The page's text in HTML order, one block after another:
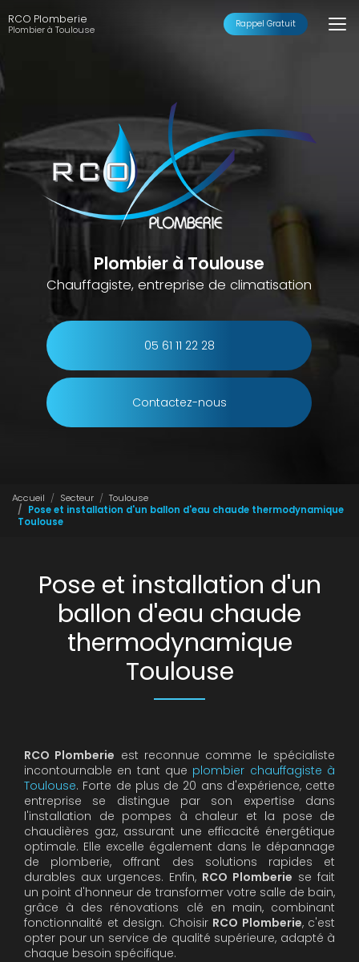
au
contenu
RCO Plomberie
Plombier à Toulouse Rappel Gratuit
Plombier à Toulouse
Chauffagiste, entreprise de climatisation
05 61 11 22 28
Contactez-nous
Accueil Secteur
Toulouse
Pose et installation d'un ballon d'eau chaude thermodynamique
Toulouse
Pose et installation d'un
ballon d'eau chaude
thermodynamique
Toulouse
RCO Plomberie est reconnue comme le spécialiste
incontournable en tant que plombier chauffagiste à
Toulouse. Forte de plus de 20 ans d'expérience, cette
entreprise se distingue par son expertise dans
l'installation de pompes à chaleur et la pose de
chaudières gaz, assurant une efficacité énergétique
optimale. Elle excelle également dans le dépannage
de plomberie, offrant des solutions rapides et
durables aux urgences. Enfin, RCO Plomberie se fait
un point d'honneur de transformer votre salle de bain,
grâce à des rénovations clé en main, combinant
fonctionnalité et design. Choisir RCO Plomberie, c'est
opter pour un service de qualité supérieure, adapté à
chaque besoin spécifique.